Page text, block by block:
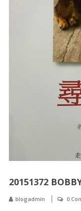
20151372
blogadmin 0